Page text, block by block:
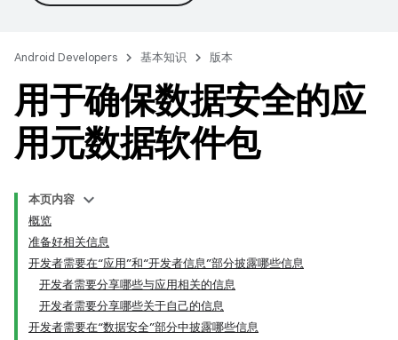
Android Developers 基本知识 版本
用于确保数据安全的应
用元数据软件包
本页内容
概览
准备好相关信息
开发者需要在“应用”和“开发者信息”部分披露哪些信息
开发者需要分享哪些与应用相关的信息
开发者需要分享哪些关于自己的信息
开发者需要在“数据安全”部分中披露哪些信息